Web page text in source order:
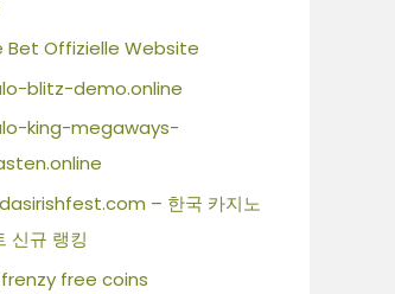
Bet Offizielle Website
blitz-demo.online
king-megaways-
– 한국 카지노
신규 랭킹
free coins